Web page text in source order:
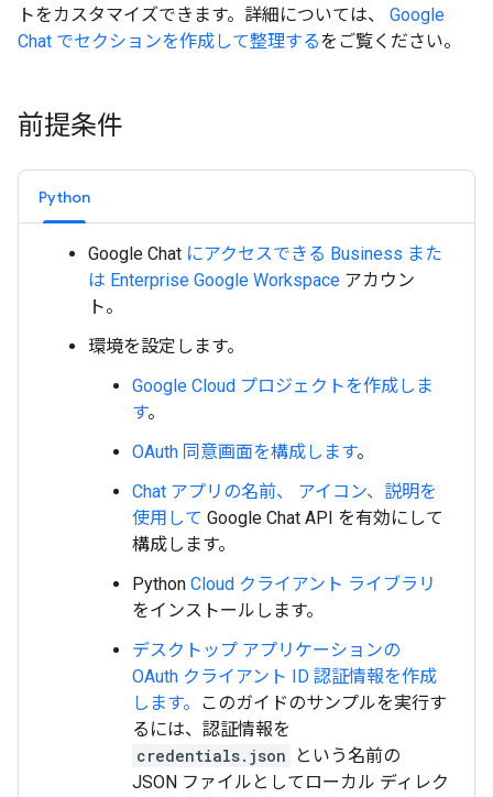
トをカスタマイズできます。詳細については、 Google
Chat でセクションを作成して整理するをご覧ください。
前提条件
Python
Google Chat にアクセスできる Business また
は Enterprise Google Workspace アカウン
ト。
環境を設定します。
Google Cloud プロジェクトを作成しま
す。
OAuth 同意画面を構成します。
Chat アプリの名前、 アイコン、説明を
使用して Google Chat API を有効にして
構成します。
Python Cloud クライアント ライブラリ
をインストールします。
デスクトップ アプリケーションの
OAuth クライアント ID 認証情報を作成
します。
このガイドのサンプルを実行す
るには、認証情報を
credentials.json
という名前の
JSON ファイルとしてローカル ディレク